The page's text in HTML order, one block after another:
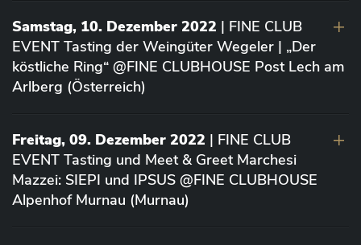
Samstag, 10. Dezember 2022 | FINE CLUB
EVENT Tasting der Weingüter Wegeler | „Der
köstliche Ring“ @FINE CLUBHOUSE Post Lech am
Arlberg (Österreich)
Freitag, 09. Dezember 2022 | FINE CLUB
EVENT Tasting und Meet & Greet Marchesi
Mazzei: SIEPI und IPSUS @FINE CLUBHOUSE
Alpenhof Murnau (Murnau)